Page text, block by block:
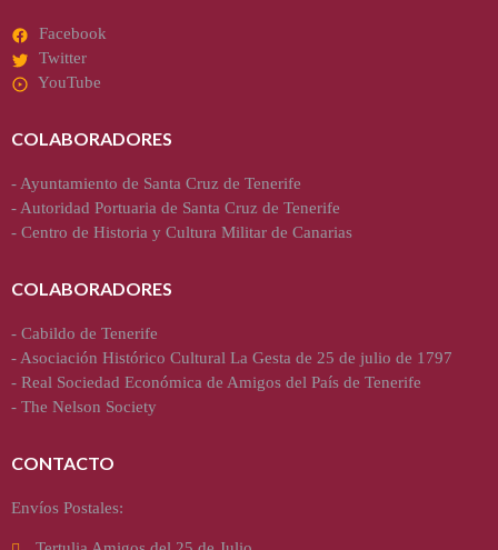
Facebook
Twitter
YouTube
COLABORADORES
- Ayuntamiento de Santa Cruz de Tenerife
- Autoridad Portuaria de Santa Cruz de Tenerife
- Centro de Historia y Cultura Militar de Canarias
COLABORADORES
- Cabildo de Tenerife
- Asociación Histórico Cultural La Gesta de 25 de julio de 1797
- Real Sociedad Económica de Amigos del País de Tenerife
- The Nelson Society
CONTACTO
Envíos Postales: